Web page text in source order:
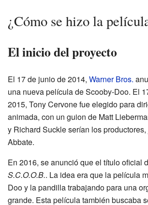
¿Cómo se hizo la
El inicio del proyecto
El 17 de junio de 2014, Warner Bros.
una nueva película de Scooby-Doo. El
2015, Tony Cervone fue elegido para
animada, con un guion de Matt
y Richard Suckle serían los
Abbate.
En 2016, se anunció que el título oficial
S.C.O.O.B.. La idea era que la película
Doo y la pandilla trabajando para una
grande. Esta película también buscaba